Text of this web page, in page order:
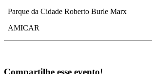
Parque da Cidade Roberto Burle Marx
AMICAR
Compartilhe esse evento!